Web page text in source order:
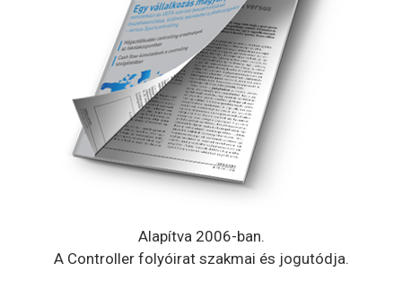
Alapítva 2006-ban.
A Controller folyóirat szakmai és jogutódja.